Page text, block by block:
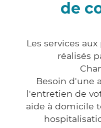
de
Les services
réalisés
Besoin d'une
l'entretien de
aide à domicile